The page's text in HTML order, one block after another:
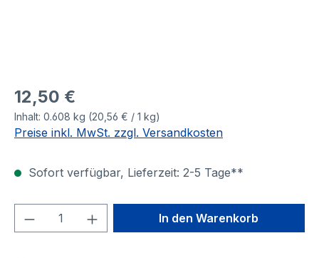
12,50 €
Inhalt: 0.608 kg (20,56 € / 1 kg)
Preise inkl. MwSt. zzgl. Versandkosten
Sofort verfügbar, Lieferzeit: 2-5 Tage**
Produkt Anzahl: Gib denIn den Warenkorb